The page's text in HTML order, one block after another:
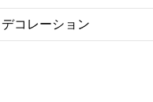
コレーション